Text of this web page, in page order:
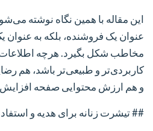
این مقاله با همین نگاه نوشته
عنوان یک فروشنده، بلکه به
مخاطب شکل بگیرد. هرچه اطلاعات
کاربردی‌تر و طبیعی‌تر باشد، هم
و هم ارزش محتوایی صفحه افزایش
## تیشرت زنانه برای هدیه و